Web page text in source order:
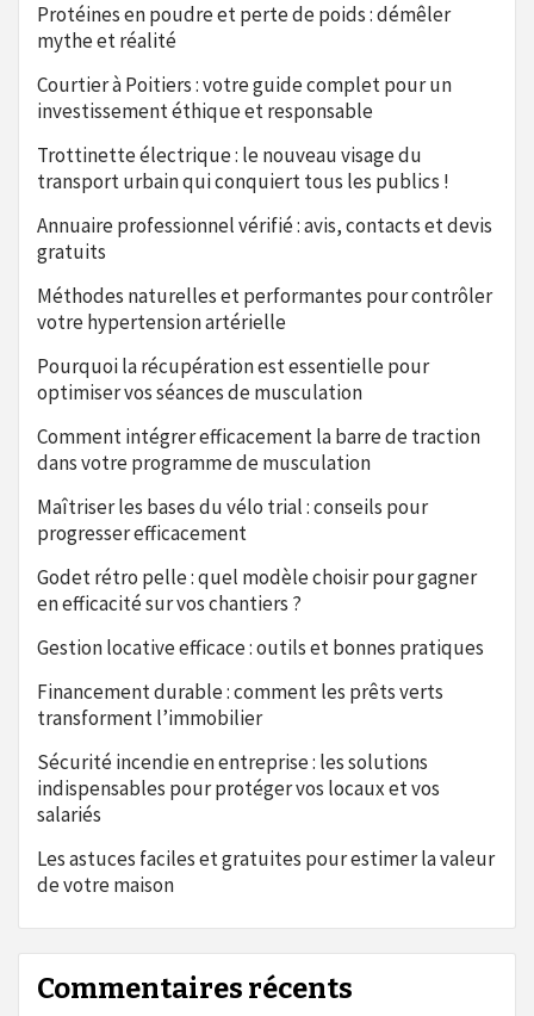
Protéines en poudre et perte de poids : démêler
mythe et réalité
Courtier à Poitiers : votre guide complet pour un
investissement éthique et responsable
Trottinette électrique : le nouveau visage du
transport urbain qui conquiert tous les publics !
Annuaire professionnel vérifié : avis, contacts et devis
gratuits
Méthodes naturelles et performantes pour contrôler
votre hypertension artérielle
Pourquoi la récupération est essentielle pour
optimiser vos séances de musculation
Comment intégrer efficacement la barre de traction
dans votre programme de musculation
Maîtriser les bases du vélo trial : conseils pour
progresser efficacement
Godet rétro pelle : quel modèle choisir pour gagner
en efficacité sur vos chantiers ?
Gestion locative efficace : outils et bonnes pratiques
Financement durable : comment les prêts verts
transforment l’immobilier
Sécurité incendie en entreprise : les solutions
indispensables pour protéger vos locaux et vos
salariés
Les astuces faciles et gratuites pour estimer la valeur
de votre maison
Commentaires récents